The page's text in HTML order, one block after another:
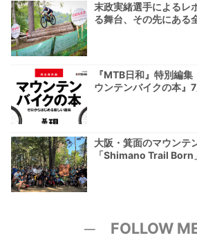
末政実緒選手によるレ
る舞台、その先にある
『MTB日和』特別編
ウンテンバイクの本』
大阪・箕面のマウンテ
「Shimano Trail Born
─ FOLLOW